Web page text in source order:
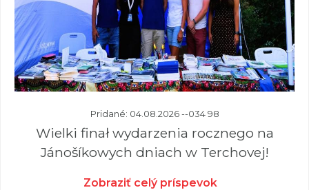
Pridané: 04.08.2026 --034 98
Wielki finał wydarzenia rocznego na
Jánošíkowych dniach w Terchovej!
Zobraziť celý príspevok